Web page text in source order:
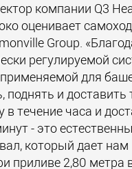
компании Q3
оценивает
Group.
регулируемой
применяемой для
и доставить
течение часа и
- это
который дает нам
приливе 2,80 метра